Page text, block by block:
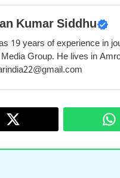
Kumar Siddhu
19 years of experience in
Media Group. He lives in